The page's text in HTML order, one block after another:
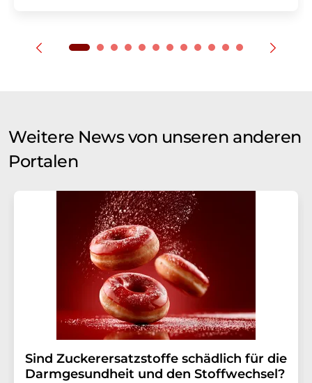
Weitere News von unseren anderen
Portalen
Sind Zuckerersatzstoffe schädlich für die
Darmgesundheit und den Stoffwechsel?